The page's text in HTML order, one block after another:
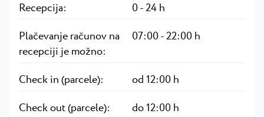
Recepcija:
0 - 24 h
Plačevanje računov na
recepciji je možno:
07:00 - 22:00 h
Check in (parcele):
od 12:00 h
Check out (parcele):
do 12:00 h